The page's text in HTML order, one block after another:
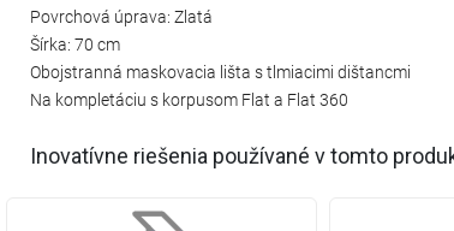
Povrchová úprava: Zlatá
Šírka: 70 cm
Obojstranná maskovacia lišta s tlmiacimi dištancmi
Na kompletáciu s korpusom Flat a Flat 360
Inovatívne riešenia používané v tomto